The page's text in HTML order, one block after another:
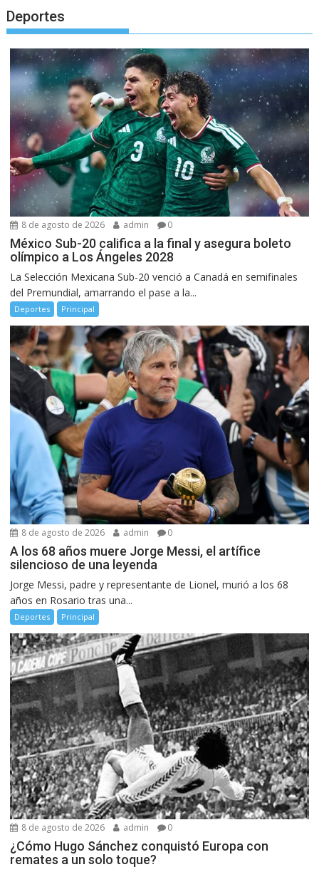
Deportes
8 de agosto de 2026 admin 0
México Sub-20 califica a la final y asegura boleto
olímpico a Los Ángeles 2028
La Selección Mexicana Sub-20 venció a Canadá en semifinales
del Premundial, amarrando el pase a la...
Deportes Principal
8 de agosto de 2026 admin 0
A los 68 años muere Jorge Messi, el artífice
silencioso de una leyenda
Jorge Messi, padre y representante de Lionel, murió a los 68
años en Rosario tras una...
Deportes Principal
8 de agosto de 2026 admin 0
¿Cómo Hugo Sánchez conquistó Europa con
remates a un solo toque?